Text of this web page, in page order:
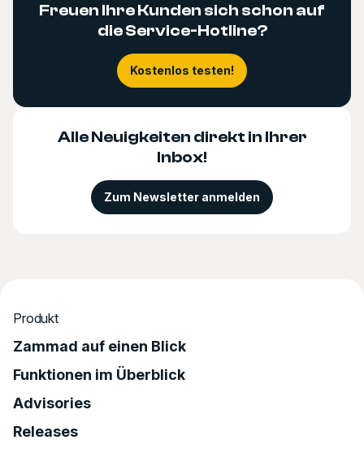
Freuen Ihre Kunden sich schon auf
die Service-Hotline?
Kostenlos testen!
Alle Neuigkeiten direkt in Ihrer
Inbox!
Zum Newsletter anmelden
Produkt
Zammad auf einen Blick
Funktionen im Überblick
Advisories
Releases